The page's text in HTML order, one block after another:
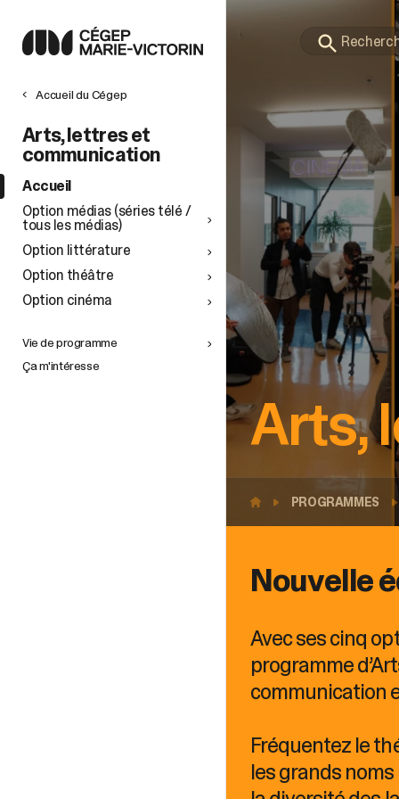
Accueil du Cégep
Arts, lettres et
communication
Accueil
Option médias (séries télé /
tous les médias)
Option littérature
Option théâtre
Option cinéma
Vie de programme
Ça m'intéresse
Arts,
PROGRAMMES
Nouvelle
Avec ses cinq
programme
communication
Fréquentez le
les grands